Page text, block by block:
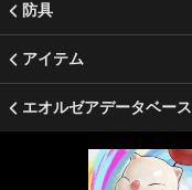
防具
アイテム
エオルゼアデータベース